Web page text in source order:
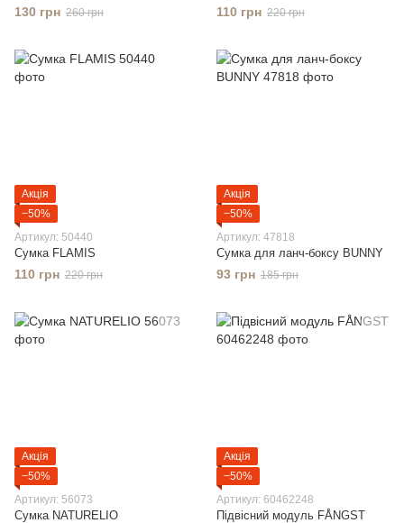
130 грн 260 грн 110 грн 220 грн
Акція
−50%
Артикул: 50440
Сумка FLAMIS
110 грн 220 грн
Акція
−50%
Артикул: 47818
Сумка для ланч-боксу BUNNY
93 грн 185 грн
Акція
−50%
Артикул: 56073
Сумка NATURELIO
Акція
−50%
Артикул: 60462248
Підвісний модуль FÅNGST